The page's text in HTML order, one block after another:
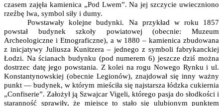
czasem zajęła kamienica „Pod Lwem”. Na jej szczycie uwieczniono
rzeźbę lwa, symbol siły i dumy.
Powstawały kolejne budynki. Na przykład w roku 1857
powstał budynek szkoły powiatowej (obecnie: Muzeum
Archeologiczne i Etnograficzne), a w 1880 – kamienica zbudowana
z inicjatywy Juliusza Kunitzera – jednego z symboli fabrykanckiej
Łodzi. Na ścianach budynku (pod numerem 6) jeszcze dziś można
dostrzec datę jego powstania. Z kolei na rogu Nowego Rynku i ul.
Konstantynowskiej (obecnie Legionów), znajdował się inny ważny
punkt — budynek, w którym mieściła się najstarsza łódzka cukiernia
„Confiserie”. Założył ją Szwajcar Vigeli, którego pasja do słodkości i
staranność sprawiły, że miejsce to stało się ulubionym punktem